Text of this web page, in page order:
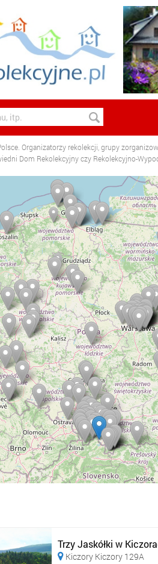
Organizatorzy rekolekcji, grupy
Dom Rekolekcyjny czy Rekolekcyjno-
Trzy Jaskółki w
 Kiczory Kiczory 129A